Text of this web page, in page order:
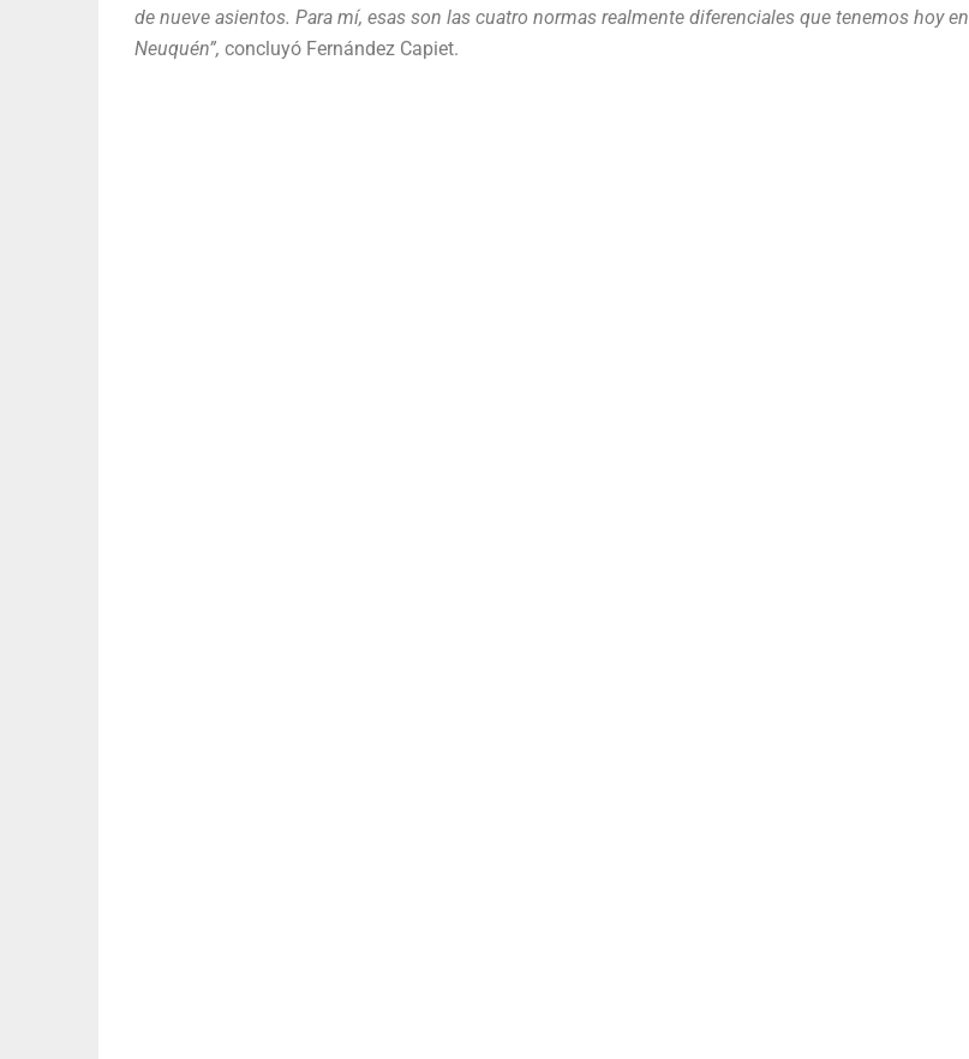
de nueve asientos. Para mí, esas son las cuatro normas realmente diferenciales que tenemos hoy en
Neuquén”, concluyó Fernández Capiet.